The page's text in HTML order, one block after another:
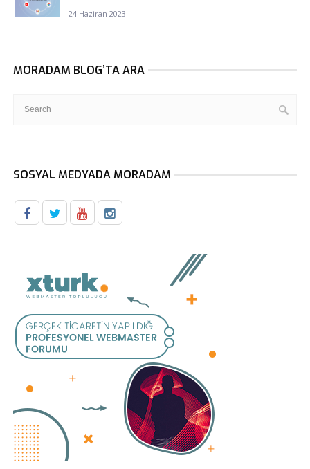
24 Haziran 2023
MORADAM BLOG’TA ARA
SOSYAL MEDYADA MORADAM